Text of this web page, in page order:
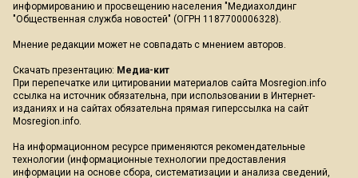
информированию и просвещению населения "Медиахолдинг
"Общественная служба новостей" (ОГРН 1187700006328).
Мнение редакции может не совпадать с мнением авторов.
Скачать презентацию: Медиа-кит
При перепечатке или цитировании материалов сайта Mosregion.info
ссылка на источник обязательна, при использовании в Интернет-
изданиях и на сайтах обязательна прямая гиперссылка на сайт
Mosregion.info.
На информационном ресурсе применяются рекомендательные
технологии (информационные технологии предоставления
информации на основе сбора, систематизации и анализа сведений,